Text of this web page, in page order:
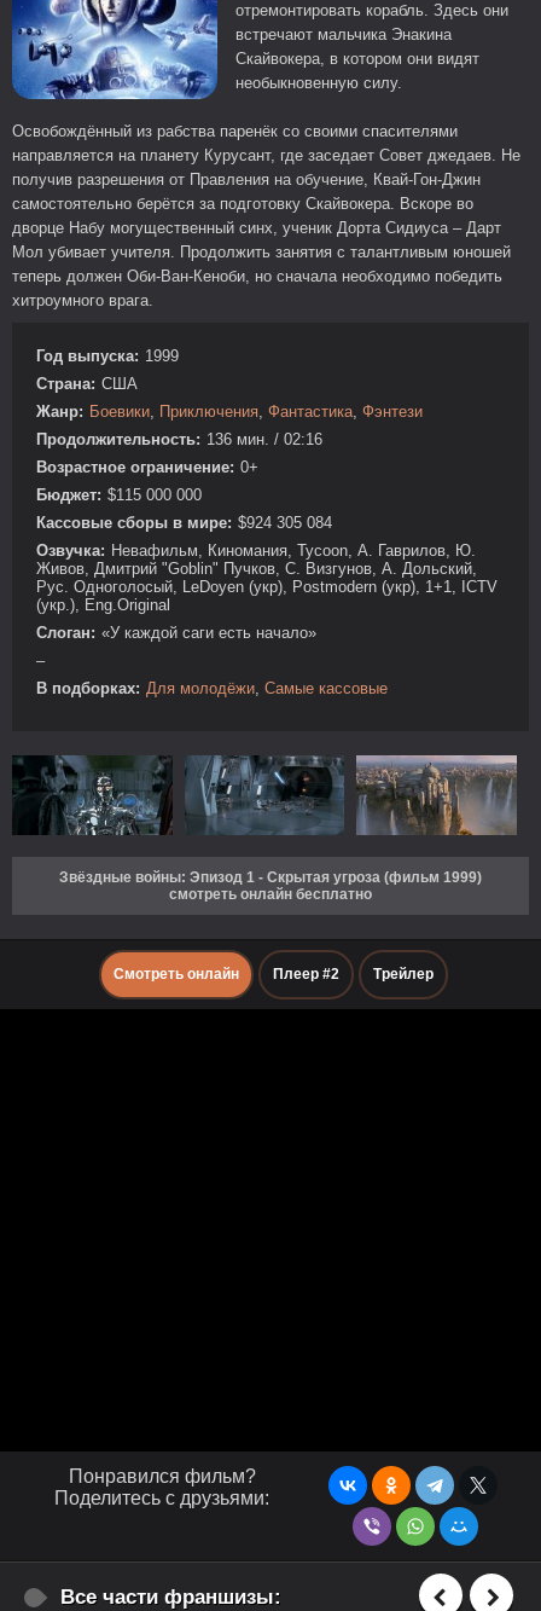
отремонтировать корабль. Здесь они
встречают мальчика Энакина
Скайвокера, в котором они видят
необыкновенную силу.
Освобождённый из рабства паренёк со своими спасителями
направляется на планету Курусант, где заседает Совет джедаев. Не
получив разрешения от Правления на обучение, Квай-Гон-Джин
самостоятельно берётся за подготовку Скайвокера. Вскоре во
дворце Набу могущественный синх, ученик Дорта Сидиуса – Дарт
Мол убивает учителя. Продолжить занятия с талантливым юношей
теперь должен Оби-Ван-Кеноби, но сначала необходимо победить
хитроумного врага.
Год выпуска: 1999
Страна: США
Жанр: Боевики, Приключения, Фантастика, Фэнтези
Продолжительность: 136 мин. / 02:16
Возрастное ограничение: 0+
Бюджет: $115 000 000
Кассовые сборы в мире: $924 305 084
Озвучка: Невафильм, Киномания, Tycoon, А. Гаврилов, Ю.
Живов, Дмитрий "Goblin" Пучков, C. Визгунов, А. Дольский,
Рус. Одноголосый, LeDoyen (укр), Postmodern (укр), 1+1, ICTV
(укр.), Eng.Original
Слоган: «У каждой саги есть начало»
–
В подборках: Для молодёжи, Самые кассовые
Звёздные войны: Эпизод 1 - Скрытая угроза (фильм 1999)
смотреть онлайн бесплатно
Смотреть онлайн Плеер #2 Трейлер
Понравился фильм?
Поделитесь с друзьями:
Все части франшизы: